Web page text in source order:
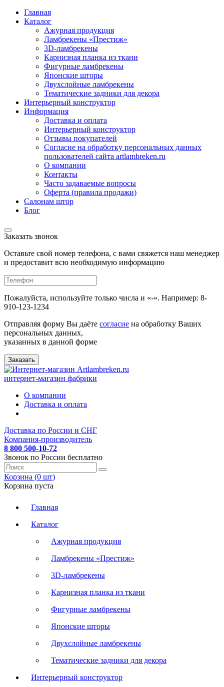
Главная
Каталог
Ажурная продукция
Ламбрекены «Престиж»
3D-ламбрекены
Карнизная планка из ткани
Фигурные ламбрекены
Японские шторы
Двухслойные ламбрекены
Тематические задники для декора
Интерьерный конструктор
Информация
Доставка и оплата
Интерьерный конструктор
Отзывы покупателей
Согласие на обработку персональных данных
пользователей сайта artlambreken.ru
О компании
Контакты
Часто задаваемые вопросы
Оферта (правила продажи)
Салонам штор
Блог
Заказать звонок
Оставьте свой номер телефона, с вами свяжется наш менеджер
и предоставит всю необходимую информацию
Пожалуйста, используйте только числа и «-». Например: 8-
910-123-1234
Отправляя форму Вы даёте согласие на обработку Ваших
персональных данных,
указанных в данной форме
Заказать
интернет-магазин фабрики
О компании
Доставка и оплата
Доставка по России и СНГ
Компания-производитель
8 800 500-10-72
Звонок по России бесплатно
Корзина (0 шт)
Корзина пуста
Главная
Каталог
Ажурная продукция
Ламбрекены «Престиж»
3D-ламбрекены
Карнизная планка из ткани
Фигурные ламбрекены
Японские шторы
Двухслойные ламбрекены
Тематические задники для декора
Интерьерный конструктор